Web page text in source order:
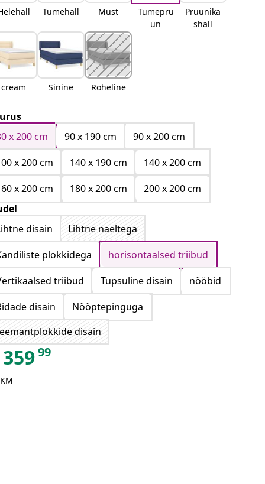
Tumehall Must
Tumepru
un
Pruunika
shall
cream Sinine Roheline
x 200 cm
90 x 190 cm
90 x 200 cm
x 200 cm
140 x 190 cm
140 x 200 cm
x 200 cm
180 x 200 cm
200 x 200 cm
disain
Lihtne naeltega
plokkidega
horisontaalsed triibud
triibud
Tupsuline disain
nööbid
disain
Nööptepinguga
disain
35999